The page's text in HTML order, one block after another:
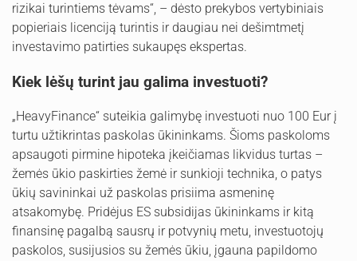
rizikai turintiems tėvams“, – dėsto prekybos vertybiniais
popieriais licenciją turintis ir daugiau nei dešimtmetį
investavimo patirties sukaupęs ekspertas.
Kiek lėšų turint jau galima investuoti?
„HeavyFinance“ suteikia galimybę investuoti nuo 100 Eur į
turtu užtikrintas paskolas ūkininkams. Šioms paskoloms
apsaugoti pirmine hipoteka įkeičiamas likvidus turtas –
žemės ūkio paskirties žemė ir sunkioji technika, o patys
ūkių savininkai už paskolas prisiima asmeninę
atsakomybę. Pridėjus ES subsidijas ūkininkams ir kitą
finansinę pagalbą sausrų ir potvynių metu, investuotojų
paskolos, susijusios su žemės ūkiu, įgauna papildomo